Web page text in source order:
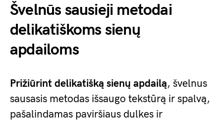
Švelnūs sausieji metodai
delikatiškoms sienų
apdailoms
Prižiūrint delikatišką sienų apdailą, švelnus
sausasis metodas išsaugo tekstūrą ir spalvą,
pašalindamas paviršiaus dulkes ir